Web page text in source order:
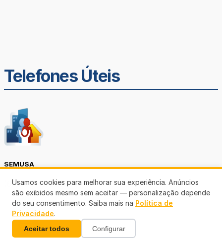
Telefones Úteis
SEMUSA
(69)3901-3176
Usamos cookies para melhorar sua experiência. Anúncios
são exibidos mesmo sem aceitar — personalização depende
do seu consentimento. Saiba mais na Política de
Privacidade.
Aceitar todos Configurar